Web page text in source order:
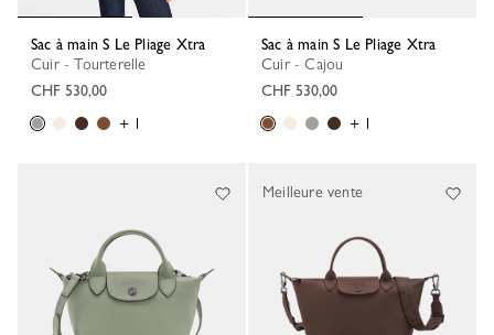
Sac à main S Le Pliage Xtra
Cuir - Tourterelle
CHF 530,00
+ 1
Sac à main S Le Pliage Xtra
Cuir - Cajou
CHF 530,00
+ 1
Meilleure vente